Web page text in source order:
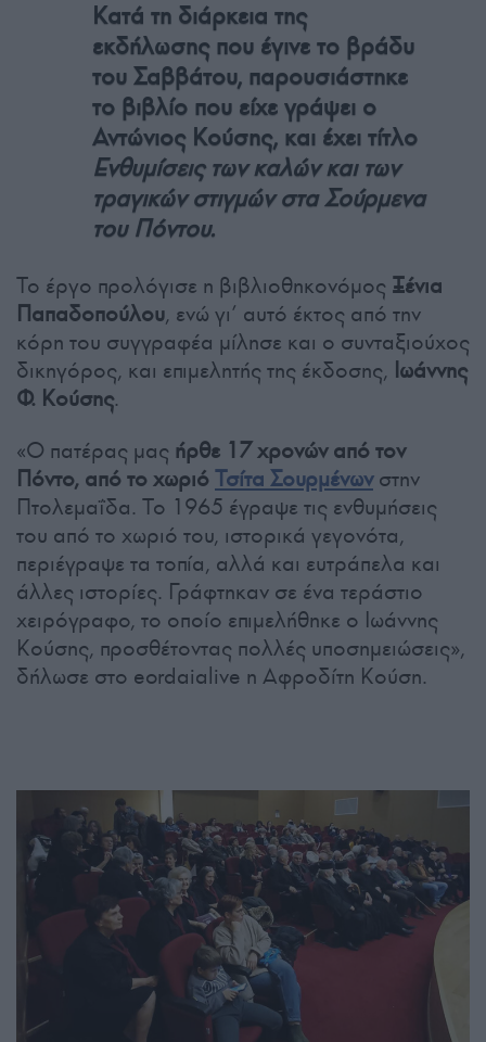
Κατά τη διάρκεια της
εκδήλωσης που έγινε το βράδυ
του Σαββάτου, παρουσιάστηκε
το βιβλίο που είχε γράψει ο
Αντώνιος Κούσης, και έχει τίτλο
Ενθυμίσεις των καλών και των
τραγικών στιγμών στα Σούρμενα
του Πόντου.
Το έργο προλόγισε η βιβλιοθηκονόμος Ξένια
Παπαδοπούλου, ενώ γι’ αυτό έκτος από την
κόρη του συγγραφέα μίλησε και ο συνταξιούχος
δικηγόρος, και επιμελητής της έκδοσης, Ιωάννης
Φ. Κούσης.
«Ο πατέρας μας ήρθε 17 χρονών από τον
Πόντο, από το χωριόΤσίτα Σουρμένωνστην
Πτολεμαΐδα. Το 1965 έγραψε τις ενθυμήσεις
του από το χωριό του, ιστορικά γεγονότα,
περιέγραψε τα τοπία, αλλά και ευτράπελα και
άλλες ιστορίες. Γράφτηκαν σε ένα τεράστιο
χειρόγραφο, το οποίο επιμελήθηκε ο Ιωάννης
Κούσης, προσθέτοντας πολλές υποσημειώσεις»,
δήλωσε στο eordaialive η Αφροδίτη Κούση.